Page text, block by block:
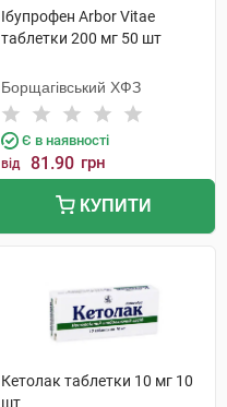
Ібупрофен Arbor Vitae
таблетки 200 мг 50 шт
Борщагівський ХФЗ
Є в наявності
від 81.90 грн
КУПИТИ
Кетолак таблетки 10 мг 10
шт